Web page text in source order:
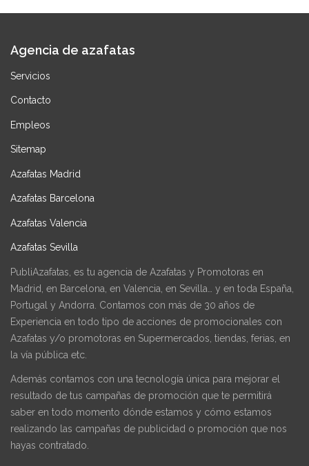
Agencia de azafatas
Servicios
Contacto
Empleos
Sitemap
Azafatas Madrid
Azafatas Barcelona
Azafatas Valencia
Azafatas Sevilla
PubliAzafatas, es tu agencia de Azafatas y Promotoras en
Madrid, en Barcelona, en Valencia, en Sevilla… y en toda España,
Portugal y Andorra. Contamos con más de 30 años de
Experiencia en todo tipo de acciones de promocionales con
Azafatas y/o promotoras en Supermercados, tiendas, ferias, en
la vía pública etc.
Además contamos con una tecnología única para mejorar el
resultado de tus campañas de promoción que te permitirá
saber en todo momento dónde estamos y cómo estamos
realizando las campañas de publicidad o promoción que nos
hayas contratado.